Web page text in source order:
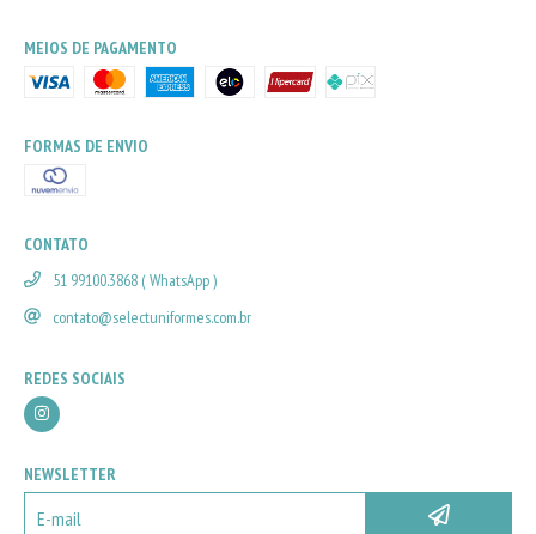
MEIOS DE PAGAMENTO
FORMAS DE ENVIO
CONTATO
51 99100.3868 ( WhatsApp )
contato@selectuniformes.com.br
REDES SOCIAIS
NEWSLETTER